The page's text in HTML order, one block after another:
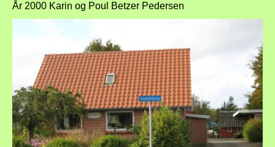
År 2000 Karin og Poul Betzer Pedersen